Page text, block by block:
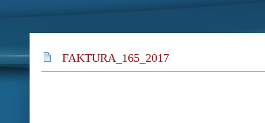
FAKTURA_165_2017